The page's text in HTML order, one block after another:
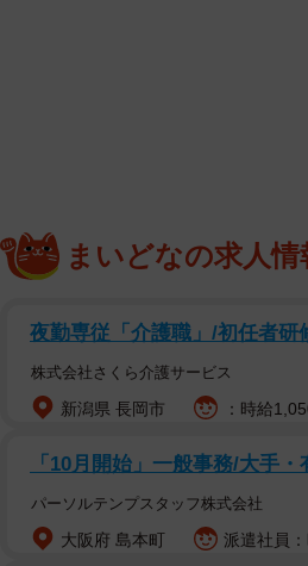
まいどなの求人情
夜勤専従「介護職」/初任者研
株式会社さくら介護サービス
新潟県 長岡市 ：時給
「10月開始」一般事務/大手・
パーソルテンプスタッフ株式会社
大阪府 島本町 派遣社員